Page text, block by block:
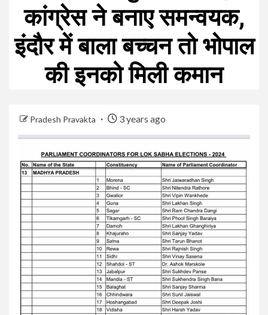
कांग्रेस ने बनाए समन्वयक,
इंदौर में बाला बच्चन तो भोपाल
की इनको मिली कमान
Pradesh Pravakta 3 years ago